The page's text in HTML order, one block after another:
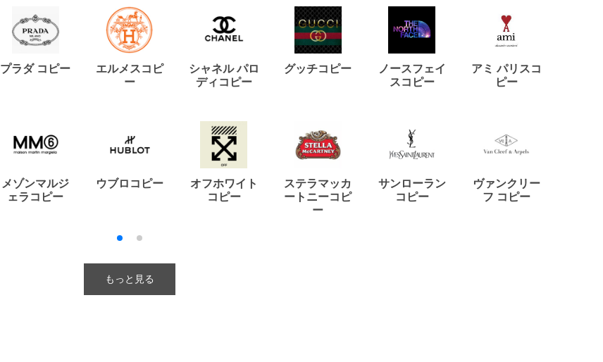
プラダ コピー
エルメスコピ
ー
シャネル パロ
ディコピー
グッチコピー
ノースフェイ
スコピー
アミ パリスコ
ピー
メゾンマルジ
ェラコピー
ウブロコピー
オフホワイト
コピー
ステラマッカ
ートニーコピ
ー
サンローラン
コピー
ヴァンクリー
フ コピー
もっと見る